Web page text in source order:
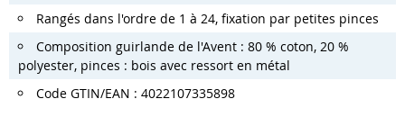
Rangés dans l'ordre de 1 à 24, fixation par petites pinces
Composition guirlande de l'Avent : 80 % coton, 20 %
polyester, pinces : bois avec ressort en métal
Code GTIN/EAN : 4022107335898